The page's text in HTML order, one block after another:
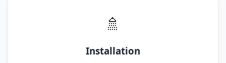
🚿
Installation